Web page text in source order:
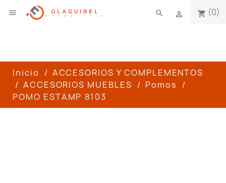
 shopping_cart (0)

search
Inicio
ACCESORIOS Y COMPLEMENTOS
ACCESORIOS MUEBLES
Pomos
POMO ESTAMP 8103